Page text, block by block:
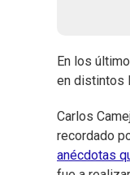
En los
en distintos
Carlos
recordado
anécdotas